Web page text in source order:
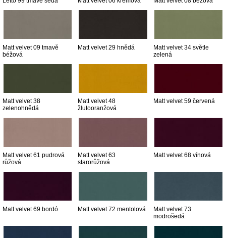
Matt velvet 09 tmavě
béžová
Matt velvet 29 hnědá
Matt velvet 34 světle
zelená
Matt velvet 38
zelenohnědá
Matt velvet 48
žlutooranžová
Matt velvet 59 červená
Matt velvet 61 pudrová
růžová
Matt velvet 63
starorůžová
Matt velvet 68 vínová
Matt velvet 69 bordó Matt velvet 72 mentolová
Matt velvet 73
modrošedá